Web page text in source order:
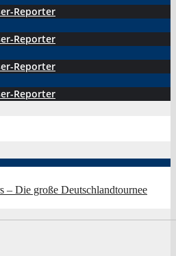
Reporter
Reporter
Reporter
Reporter
– Die große Deutschlandtournee